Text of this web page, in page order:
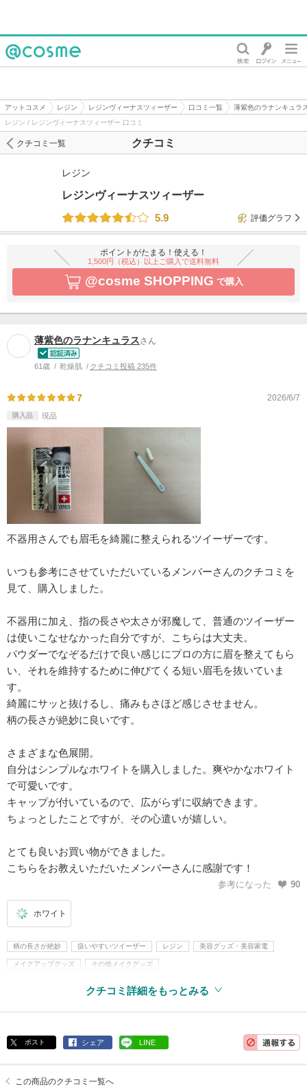
アットコスメ レジン レジンヴィーナスツィーザー 口コミ一覧
薄紫色のラナンキュラ
レジン / レジンヴィーナスツィーザー 口コミ
クチコミ
クチコミ一覧
レジン
レジンヴィーナスツィーザー
5.9
評価グラフ
ポイントがたまる！使える！
1,500円（税込）以上ご購入で送料無料
@cosme SHOPPING で購入
薄紫色のラナンキュラスさん
61歳 乾燥肌 クチコミ投稿 235件
7 2026/6/7
購入品 現品
不器用さんでも眉毛を綺麗に整えられるツイーザーです。
いつも参考にさせていただいているメンバーさんのクチコミを
見て、購入しました。
不器用に加え、指の長さや太さが邪魔して、普通のツイーザー
は使いこなせなかった自分ですが、こちらは大丈夫。
パウダーでなぞるだけで良い感じにプロの方に眉を整えてもら
い、それを維持するために伸びてくる短い眉毛を抜いていま
す。
綺麗にサッと抜けるし、痛みもさほど感じさせません。
柄の長さが絶妙に良いです。
さまざまな色展開。
自分はシンプルなホワイトを購入しました。爽やかなホワイト
で可愛いです。
キャップが付いているので、広がらずに収納できます。
ちょっとしたことですが、その心遣いが嬉しい。
とても良いお買い物ができました。
こちらをお教えいただいたメンバーさんに感謝です！
参考になった 90
ホワイト
柄の長さが絶妙 扱いやすいツイーザー レジン 美容グッズ・美容家電
メイクアップグッズ その他メイクグッズ
クチコミ詳細をもっとみる
ポスト シェア LINE
この商品のクチコミ一覧へ